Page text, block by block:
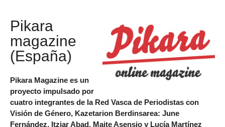
Pikara
magazine
(España)
Pikara Magazine es un
proyecto impulsado por
cuatro integrantes de la Red Vasca de Periodistas con
Visión de Género, Kazetarion Berdinsarea: June
Fernández, Itziar Abad, Maite Asensio y Lucía Martínez